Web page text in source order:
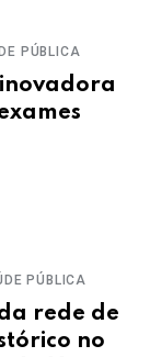
PÚBLICA
PÚBLICA
rede de
no